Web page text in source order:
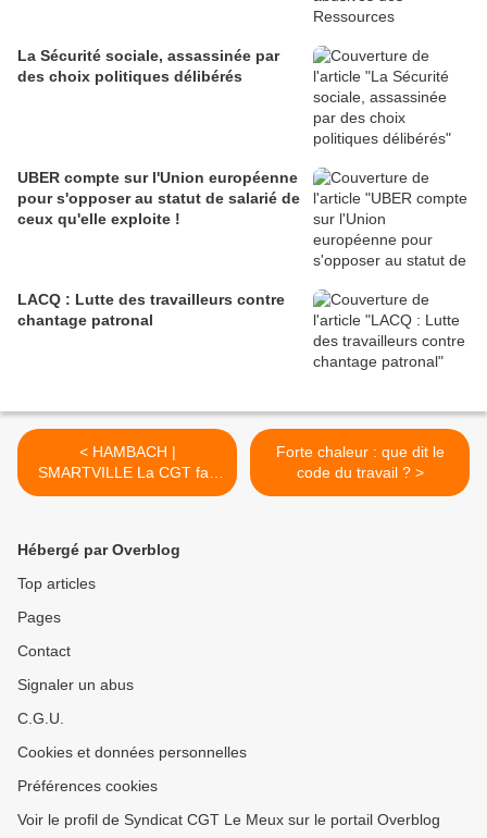
La Sécurité sociale, assassinée par
des choix politiques délibérés
UBER compte sur l'Union européenne
pour s'opposer au statut de salarié de
ceux qu'elle exploite !
LACQ : Lutte des travailleurs contre
chantage patronal
< HAMBACH |
SMARTVILLE La CGT fait
condamner la direction de
Forte chaleur : que dit le
code du travail ? >
Hébergé par Overblog
Top articles
Pages
Contact
Signaler un abus
C.G.U.
Cookies et données personnelles
Préférences cookies
Voir le profil de Syndicat CGT Le Meux sur le portail Overblog